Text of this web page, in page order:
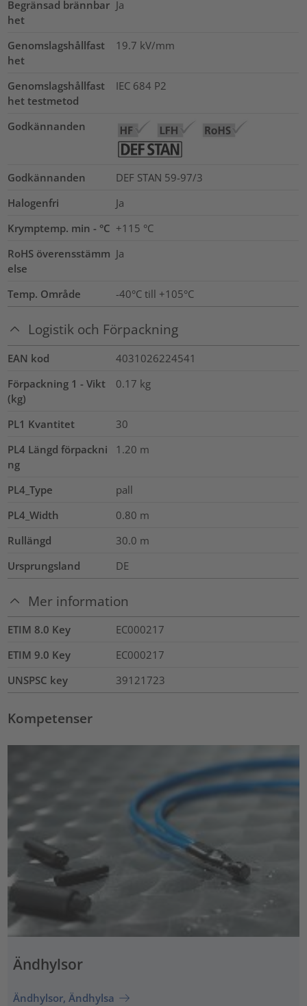
Begränsad brännbar
het
Ja
Genomslagshållfast
het
19.7 kV/mm
Genomslagshållfast
het testmetod
IEC 684 P2
Godkännanden
Godkännanden
DEF STAN 59-97/3
Halogenfri
Ja
Krymptemp. min - °C +115 °C
RoHS överensstämm
else
Ja
Temp. Område -40°C till +105°C
Logistik och Förpackning
EAN kod
4031026224541
Förpackning 1 - Vikt
(kg)
0.17 kg
PL1 Kvantitet
30
PL4 Längd förpackni
ng
1.20 m
PL4_Type
pall
PL4_Width
0.80 m
Rullängd
30.0 m
Ursprungsland
DE
Mer information
ETIM 8.0 Key
EC000217
ETIM 9.0 Key
EC000217
UNSPSC key
39121723
Kompetenser
Ändhylsor
Ändhylsor, Ändhylsa